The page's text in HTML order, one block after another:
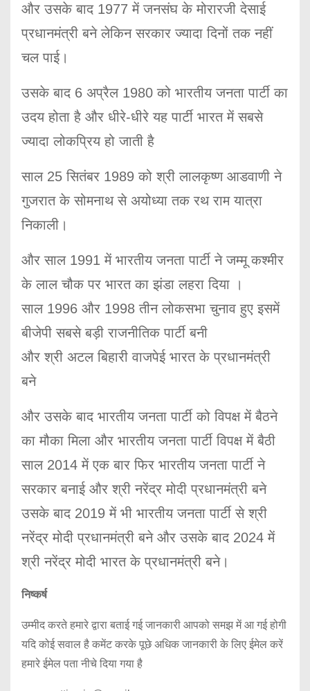
और उसके बाद 1977 में जनसंघ के मोरारजी देसाई
प्रधानमंत्री बने लेकिन सरकार ज्यादा दिनों तक नहीं
चल पाई।
उसके बाद 6 अप्रैल 1980 को भारतीय जनता पार्टी का
उदय होता है और धीरे-धीरे यह पार्टी भारत में सबसे
ज्यादा लोकप्रिय हो जाती है
साल 25 सितंबर 1989 को श्री लालकृष्ण आडवाणी ने
गुजरात के सोमनाथ से अयोध्या तक रथ राम यात्रा
निकाली।
और साल 1991 में भारतीय जनता पार्टी ने जम्मू कश्मीर
के लाल चौक पर भारत का झंडा लहरा दिया ।
साल 1996 और 1998 तीन लोकसभा चुनाव हुए इसमें
बीजेपी सबसे बड़ी राजनीतिक पार्टी बनी
और श्री अटल बिहारी वाजपेई भारत के प्रधानमंत्री
बने
और उसके बाद भारतीय जनता पार्टी को विपक्ष में बैठने
का मौका मिला और भारतीय जनता पार्टी विपक्ष में बैठी
साल 2014 में एक बार फिर भारतीय जनता पार्टी ने
सरकार बनाई और श्री नरेंद्र मोदी प्रधानमंत्री बने
उसके बाद 2019 में भी भारतीय जनता पार्टी से श्री
नरेंद्र मोदी प्रधानमंत्री बने और उसके बाद 2024 में
श्री नरेंद्र मोदी भारत के प्रधानमंत्री बने।
निष्कर्ष
उम्मीद करते हमारे द्वारा बताई गई जानकारी आपको समझ में आ गई होगी
यदि कोई सवाल है कमेंट करके पूछे अधिक जानकारी के लिए ईमेल करें
हमारे ईमेल पता नीचे दिया गया है